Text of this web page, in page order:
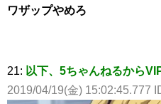
ワザップやめろ
21: 以下、5ちゃんねるから
2019/04/19(金) 15:02:45.777